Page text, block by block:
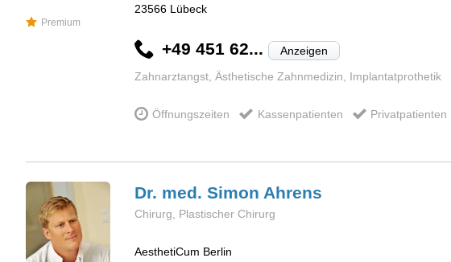
Premium
23566 Lübeck
+49 451 62... Anzeigen
Zahnarztangst, Ästhetische Zahnmedizin, Implantatprothetik
Öffnungszeiten Kassenpatienten Privatpatienten
Dr. med. Simon Ahrens
Chirurg, Plastischer Chirurg
AesthetiCum Berlin